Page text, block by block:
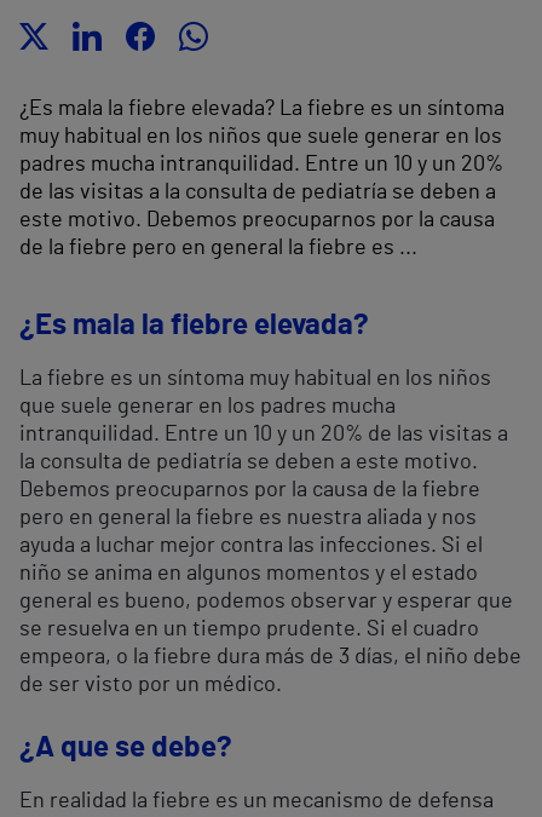
¿Es mala la fiebre elevada? La fiebre es un síntoma
muy habitual en los niños que suele generar en los
padres mucha intranquilidad. Entre un 10 y un 20%
de las visitas a la consulta de pediatría se deben a
este motivo. Debemos preocuparnos por la causa
de la fiebre pero en general la fiebre es ...
¿Es mala la fiebre elevada?
La fiebre es un síntoma muy habitual en los niños
que suele generar en los padres mucha
intranquilidad. Entre un 10 y un 20% de las visitas a
la consulta de pediatría se deben a este motivo.
Debemos preocuparnos por la causa de la fiebre
pero en general la fiebre es nuestra aliada y nos
ayuda a luchar mejor contra las infecciones. Si el
niño se anima en algunos momentos y el estado
general es bueno, podemos observar y esperar que
se resuelva en un tiempo prudente. Si el cuadro
empeora, o la fiebre dura más de 3 días, el niño debe
de ser visto por un médico.
¿A que se debe?
En realidad la fiebre es un mecanismo de defensa